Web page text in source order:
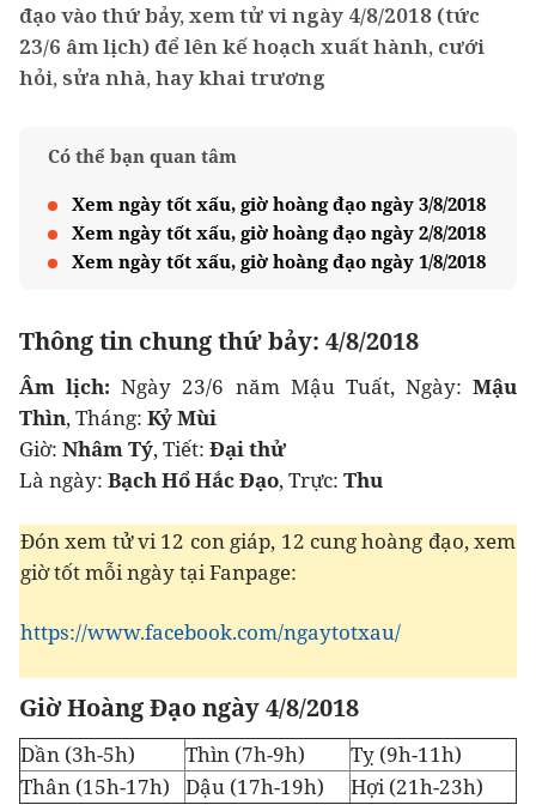
đạo vào thứ bảy, xem tử vi ngày 4/8/2018 (tức
23/6 âm lịch) để lên kế hoạch xuất hành, cưới
hỏi, sửa nhà, hay khai trương
Có thể bạn quan tâm
Xem ngày tốt xấu, giờ hoàng đạo ngày 3/8/2018
Xem ngày tốt xấu, giờ hoàng đạo ngày 2/8/2018
Xem ngày tốt xấu, giờ hoàng đạo ngày 1/8/2018
Thông tin chung thứ bảy: 4/8/2018
Âm lịch: Ngày 23/6 năm Mậu Tuất, Ngày: Mậu
Thìn, Tháng: Kỷ Mùi
Giờ: Nhâm Tý, Tiết: Đại thử
Là ngày: Bạch Hổ Hắc Đạo, Trực: Thu
Đón xem tử vi 12 con giáp, 12 cung hoàng đạo, xem
giờ tốt mỗi ngày tại Fanpage:
https://www.facebook.com/ngaytotxau/
Giờ Hoàng Đạo ngày 4/8/2018
Dần (3h-5h) Thìn (7h-9h)
Tỵ (9h-11h)
Thân (15h-17h)
Dậu (17h-19h) Hợi (21h-23h)